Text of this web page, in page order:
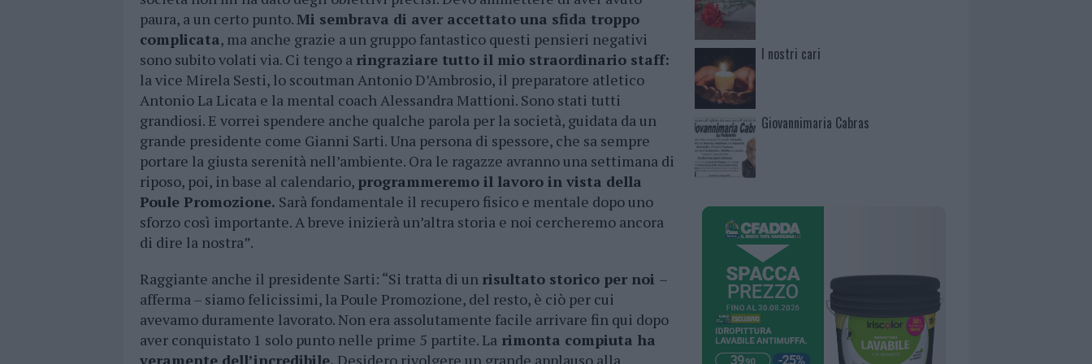
paura, a un certo punto.Mi sembrava di aver accettato una sfida troppo
complicata, ma anche grazie a un gruppo fantastico questi pensieri negativi
sono subito volati via. Ci tengo a ringraziare tutto il mio straordinario staff:
la vice Mirela Sesti, lo scoutman Antonio D’Ambrosio, il preparatore atletico
Antonio La Licata e la mental coach Alessandra Mattioni. Sono stati tutti
grandiosi. E vorrei spendere anche qualche parola per la società, guidata da un
grande presidente come Gianni Sarti. Una persona di spessore, che sa sempre
portare la giusta serenità nell’ambiente. Ora le ragazze avranno una settimana di
riposo, poi, in base al calendario, programmeremo il lavoro in vista della
Poule Promozione. Sarà fondamentale il recupero fisico e mentale dopo uno
sforzo così importante. A breve inizierà un’altra storia e noi cercheremo ancora
di dire la nostra”.
Raggiante anche il presidente Sarti: “Si tratta di un risultato storico per noi –
afferma – siamo felicissimi, la Poule Promozione, del resto, è ciò per cui
avevamo duramente lavorato. Non era assolutamente facile arrivare fin qui dopo
aver conquistato 1 solo punto nelle prime 5 partite. La rimonta compiuta ha
I nostri cari
Giovannimaria Cabras